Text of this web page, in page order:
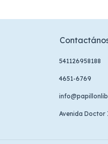
541126958188
4651-6769
Avenida Doctor